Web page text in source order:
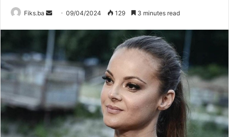
Fiks.ba
Send
email
09/04/2024 129 3 minutes read